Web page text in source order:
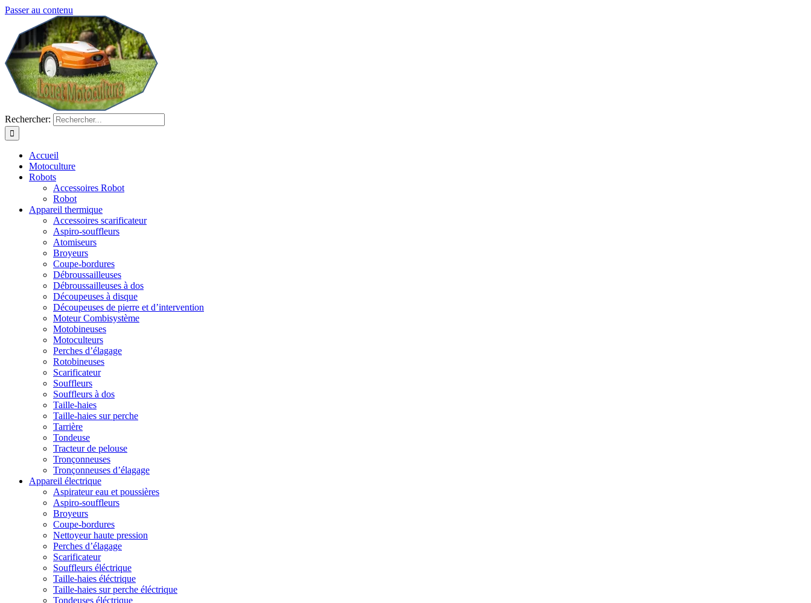
Passer au contenu
Rechercher:
Accueil
Motoculture
Robots
Accessoires Robot
Robot
Appareil thermique
Accessoires scarificateur
Aspiro-souffleurs
Atomiseurs
Broyeurs
Coupe-bordures
Débroussailleuses
Débroussailleuses à dos
Découpeuses à disque
Découpeuses de pierre et d’intervention
Moteur Combisystème
Motobineuses
Motoculteurs
Perches d’élagage
Rotobineuses
Scarificateur
Souffleurs
Souffleurs à dos
Taille-haies
Taille-haies sur perche
Tarrière
Tondeuse
Tracteur de pelouse
Tronçonneuses
Tronçonneuses d’élagage
Appareil électrique
Aspirateur eau et poussières
Aspiro-souffleurs
Broyeurs
Coupe-bordures
Nettoyeur haute pression
Perches d’élagage
Scarificateur
Souffleurs éléctrique
Taille-haies éléctrique
Taille-haies sur perche éléctrique
Tondeuses éléctrique